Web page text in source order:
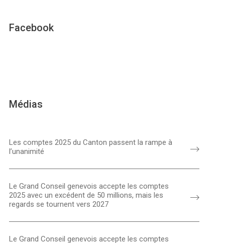
Facebook
Médias
Les comptes 2025 du Canton passent la rampe à
l’unanimité
Le Grand Conseil genevois accepte les comptes
2025 avec un excédent de 50 millions, mais les
regards se tournent vers 2027
Le Grand Conseil genevois accepte les comptes